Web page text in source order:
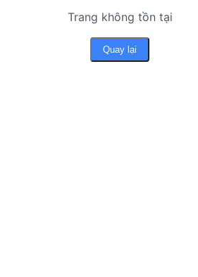
Trang không tồn tại
Quay lại